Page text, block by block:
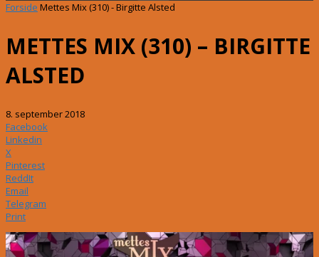
Forside Mettes Mix (310) - Birgitte Alsted
METTES MIX (310) – BIRGITTE
ALSTED
8. september 2018
Facebook
Linkedin
X
Pinterest
ReddIt
Email
Telegram
Print